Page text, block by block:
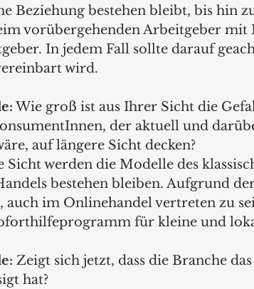
Beziehung bestehen bleibt, bis hin
vorübergehenden Arbeitgeber mit
In jedem Fall sollte darauf
wird.
Wie groß ist aus Ihrer Sicht die
der aktuell und
auf längere Sicht decken?
Sicht werden die Modelle des
bestehen bleiben. Aufgrund
auch im Onlinehandel vertreten zu
für kleine und
Zeigt sich jetzt, dass die Branche
hat?